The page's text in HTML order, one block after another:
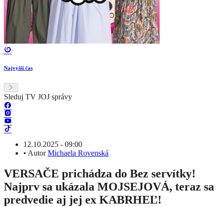
Najvyšší čas
Sleduj TV JOJ správy
12.10.2025 - 09:00
• AutorMichaela Rovenská
VERSAČE prichádza do Bez servítky!
Najprv sa ukázala MOJSEJOVÁ, teraz sa
predvedie aj jej ex KABRHEĽ!